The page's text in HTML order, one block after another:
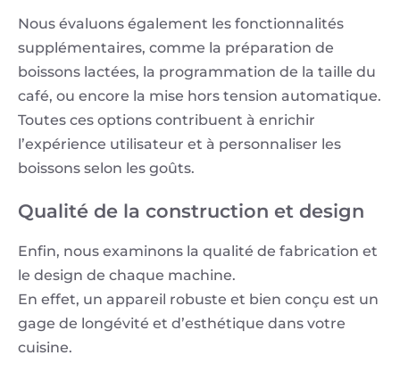
Nous évaluons également les fonctionnalités
supplémentaires, comme la préparation de
boissons lactées, la programmation de la taille du
café, ou encore la mise hors tension automatique.
Toutes ces options contribuent à enrichir
l’expérience utilisateur et à personnaliser les
boissons selon les goûts.
Qualité de la construction et design
Enfin, nous examinons la qualité de fabrication et
le design de chaque machine.
En effet, un appareil robuste et bien conçu est un
gage de longévité et d’esthétique dans votre
cuisine.